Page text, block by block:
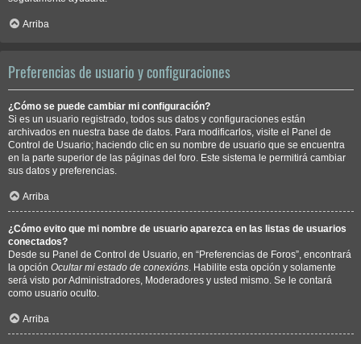
Arriba
Preferencias de usuario y configuraciones
¿Cómo se puede cambiar mi configuración?
Si es un usuario registrado, todos sus datos y configuraciones están
archivados en nuestra base de datos. Para modificarlos, visite el Panel de
Control de Usuario; haciendo clic en su nombre de usuario que se encuentra
en la parte superior de las páginas del foro. Este sistema le permitirá cambiar
sus datos y preferencias.
Arriba
¿Cómo evito que mi nombre de usuario aparezca en las listas de usuarios
conectados?
Desde su Panel de Control de Usuario, en “Preferencias de Foros”, encontrará
la opción Ocultar mi estado de conexións . Habilite esta opción y solamente
será visto por Administradores, Moderadores y usted mismo. Se le contará
como usuario oculto.
Arriba